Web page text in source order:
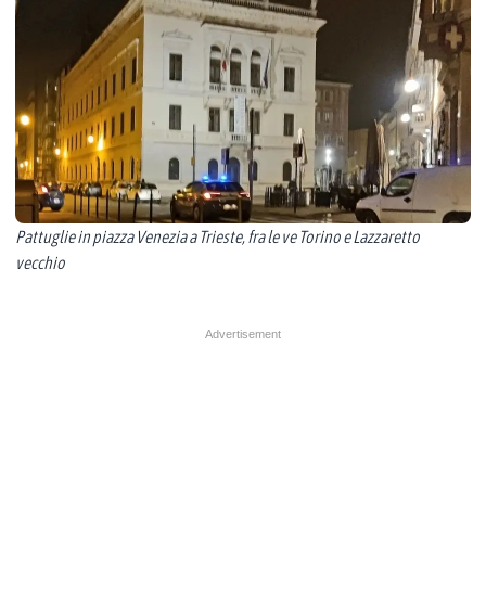
Pattuglie in piazza Venezia a Trieste, fra le ve Torino e Lazzaretto
vecchio